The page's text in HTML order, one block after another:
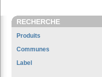
RECHERCHE
Produits
Communes
Label